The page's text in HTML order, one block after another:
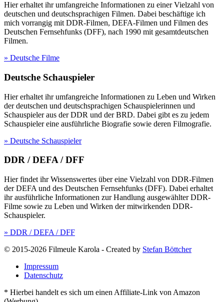
Hier erhaltet ihr umfangreiche Informationen zu einer Vielzahl von
deutschen und deutschsprachigen Filmen. Dabei beschäftige ich
mich vorrangig mit DDR-Filmen, DEFA-Filmen und Filmen des
Deutschen Fernsehfunks (DFF), nach 1990 mit gesamtdeutschen
Filmen.
» Deutsche Filme
Deutsche Schauspieler
Hier erhaltet ihr umfangreiche Informationen zu Leben und Wirken
der deutschen und deutschsprachigen Schauspielerinnen und
Schauspieler aus der DDR und der BRD. Dabei gibt es zu jedem
Schauspieler eine ausführliche Biografie sowie deren Filmografie.
» Deutsche Schauspieler
DDR / DEFA / DFF
Hier findet ihr Wissenswertes über eine Vielzahl von DDR-Filmen
der DEFA und des Deutschen Fernsehfunks (DFF). Dabei erhaltet
ihr ausführliche Informationen zur Handlung ausgewählter DDR-
Filme sowie zu Leben und Wirken der mitwirkenden DDR-
Schauspieler.
» DDR / DEFA / DFF
© 2015-2026 Filmeule Karola - Created by Stefan Böttcher
Impressum
Datenschutz
* Hierbei handelt es sich um einen Affiliate-Link von Amazon